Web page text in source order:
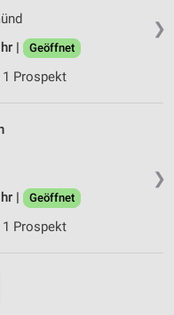
❯
|
Geöffnet
1 Prospekt
❯
|
Geöffnet
1 Prospekt